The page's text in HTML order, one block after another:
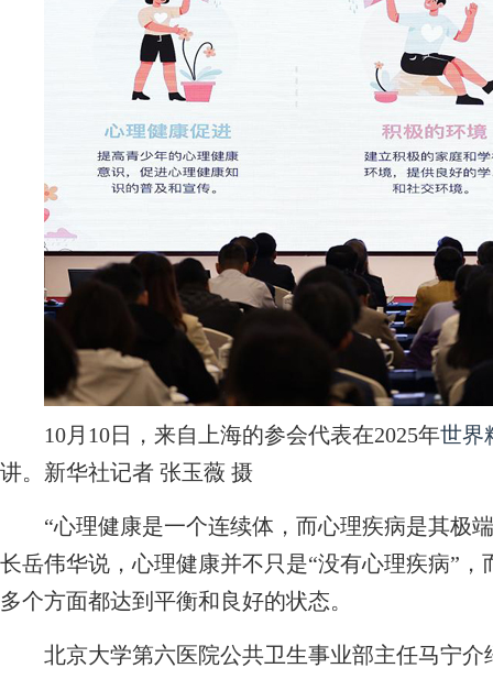
10月10日，来自上海的参会代表在2025年世界
讲。新华社记者 张玉薇 摄
“心理健康是一个连续体，而心理疾病是其极端
长岳伟华说，心理健康并不只是“没有心理疾病”
多个方面都达到平衡和良好的状态。
北京大学第六医院公共卫生事业部主任马宁介